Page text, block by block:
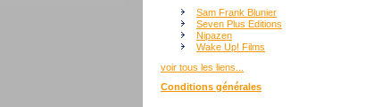
Sam Frank Blunier
Seven Plus Editions
Nipazen
Wake Up! Films
voir tous les liens...
Conditions générales